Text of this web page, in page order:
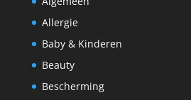
Allergie
Baby & Kinderen
Beauty
Bescherming